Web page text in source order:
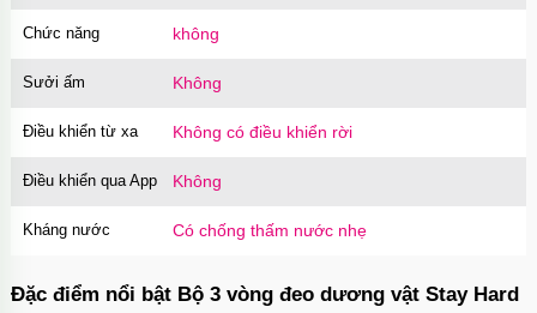
Chức năng không
Sưởi ấm Không
Điều khiển từ xa Không có điều khiển rời
Điều khiển qua App Không
Kháng nước Có chống thấm nước nhẹ
Đặc điểm nổi bật Bộ 3 vòng đeo dương vật Stay Hard